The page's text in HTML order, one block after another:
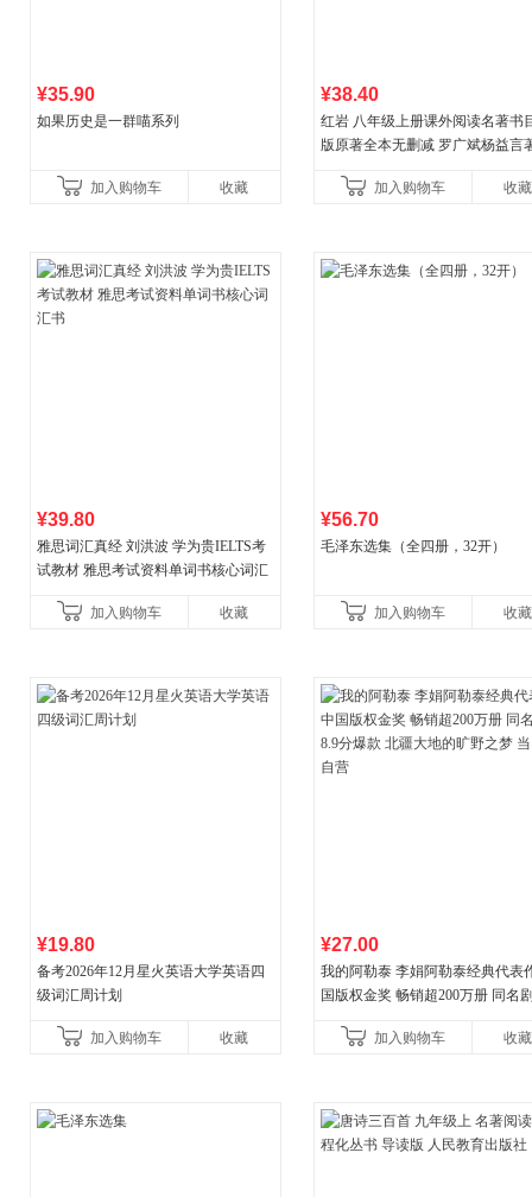
¥35.90
如果历史是一群喵系列
加入购物车 收藏
¥38.40
红岩 八年级上册课外阅读名著书
版原著全本无删减 罗广斌杨益言
国青年出版社加入购物车 收藏
¥39.80
雅思词汇真经 刘洪波 学为贵IELTS考
试教材 雅思考试资料单词书核心词汇
加入购物车
收藏
¥56.70
毛泽东选集（全四册，32开）
加入购物车 收藏
¥19.80
备考2026年12月星火英语大学英语四
级词汇周计划
加入购物车 收藏
¥27.00
我的阿勒泰 李娟阿勒泰经典代表
国版权金奖 畅销超200万册 同名
加入购物车
收藏